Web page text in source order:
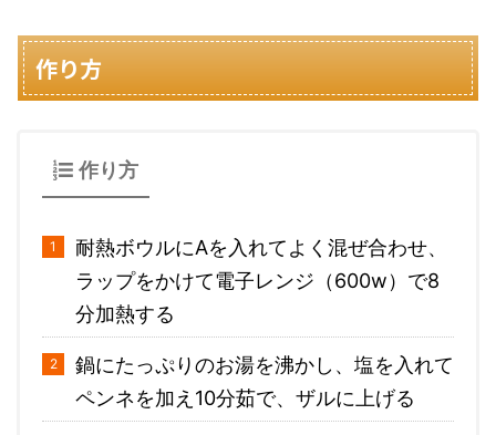
作り方
作り方
耐熱ボウルにAを入れてよく混ぜ合わせ、
ラップをかけて電子レンジ（600w）で8
分加熱する
鍋にたっぷりのお湯を沸かし、塩を入れて
ペンネを加え10分茹で、ザルに上げる